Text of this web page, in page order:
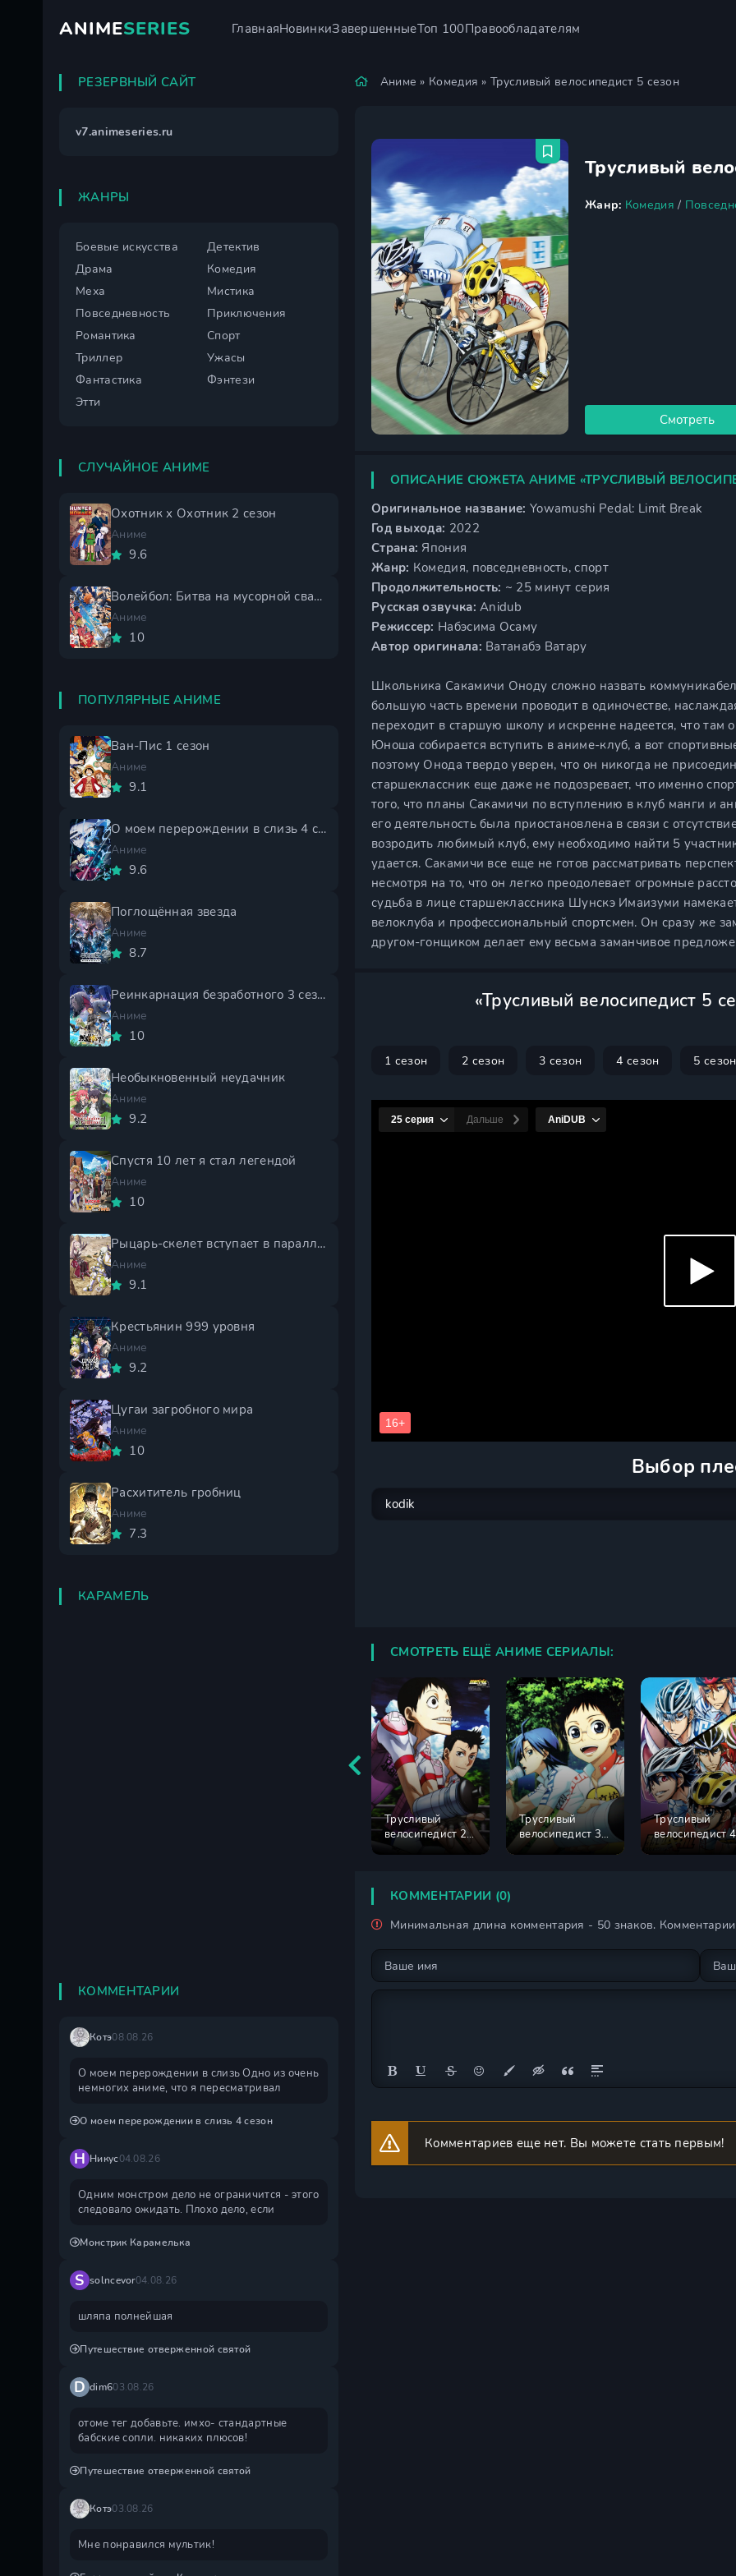
ANIMESERIES ГлавнаяНовинкиЗавершенныеТоп 100Правообладателям
Аниме » Комедия » Трусливый велосипедист 5 сезон
Трусливый
Жанр: Комедия /
Смотреть
ОПИСАНИЕ СЮЖЕТА АНИМЕ «ТРУСЛИВЫЙ
Оригинальное название: Yowamushi Pedal: Limit Break
Год выхода: 2022
Страна: Япония
Жанр: Комедия, повседневность, спорт
Продолжительность: ~ 25 минут серия
Русская озвучка: Anidub
Режиссер: Набэсима Осаму
Автор оригинала: Ватанабэ Ватару
Школьника Сакамичи Оноду сложно назвать
большую часть времени проводит в одиночестве,
переходит в старшую школу и искренне надеется, что там
Юноша собирается вступить в аниме-клуб, а вот
поэтому Онода твердо уверен, что он никогда не
старшеклассник еще даже не подозревает, что именно
того, что планы Сакамичи по вступлению в клуб манги и
его деятельность была приостановлена в связи с
возродить любимый клуб, ему необходимо найти 5
удается. Сакамичи все еще не готов рассматривать
несмотря на то, что он легко преодолевает огромные
судьба в лице старшеклассника Шунскэ Имаизуми
велоклуба и профессиональный спортсмен. Он сразу же
другом-гонщиком делает ему весьма заманчивое
«Трусливый велосипедист 5
1 сезон 2 сезон 3 сезон 4 сезон 5 сезон
Выбор
СМОТРЕТЬ ЕЩЁ АНИМЕ СЕРИАЛЫ:
Трусливый
велосипедист 2
Трусливый
велосипедист 3
Трусливый
велосипедист 4
сезон
КОММЕНТАРИИ (0)
Минимальная длина комментария - 50 знаков.
Комментариев еще нет. Вы можете стать первым!
РЕЗЕРВНЫЙ САЙТ
v7.animeseries.ru
ЖАНРЫ
Боевые искусства
Детектив
Драма
Комедия
Меха
Мистика
Повседневность
Приключения
Романтика
Спорт
Триллер
Ужасы
Фантастика
Фэнтези
Этти
СЛУЧАЙНОЕ АНИМЕ
Охотник х Охотник 2 сезон
Аниме
9.6
Волейбол: Битва на мусорной свалке
Аниме
10
ПОПУЛЯРНЫЕ АНИМЕ
Ван-Пис 1 сезон
Аниме
9.1
О моем перерождении в слизь 4 сезон
Аниме
9.6
Поглощённая звезда
Аниме
8.7
Реинкарнация безработного 3 сезон
Аниме
10
Необыкновенный неудачник
Аниме
9.2
Спустя 10 лет я стал легендой
Аниме
10
Рыцарь-скелет вступает в параллельный мир 2 сезон
Аниме
9.1
Крестьянин 999 уровня
Аниме
9.2
Цугаи загробного мира
Аниме
10
Расхититель гробниц
Аниме
7.3
КАРАМЕЛЬ
КОММЕНТАРИИ
Котэ08.08.26
О моем перерождении в слизь Одно из очень
немногих аниме, что я пересматривал
О моем перерождении в слизь 4 сезон
Н Никус04.08.26
Одним монстром дело не ограничится - этого
следовало ожидать. Плохо дело, если
Монстрик Карамелька
S solncevor04.08.26
шляпа полнейшая
Путешествие отверженной святой
D dim603.08.26
отоме тег добавьте. имхо- стандартные
бабские сопли. никаких плюсов!
Путешествие отверженной святой
Котэ03.08.26
Мне понравился мультик!